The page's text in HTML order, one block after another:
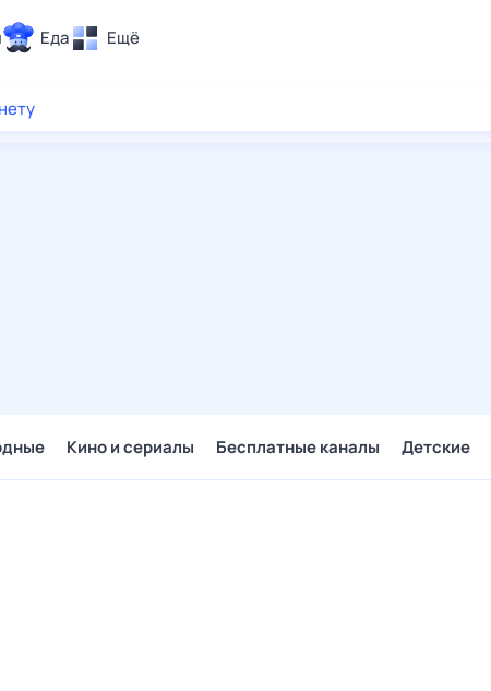
Еда Ещё
Кино и сериалы Бесплатные каналы Детские